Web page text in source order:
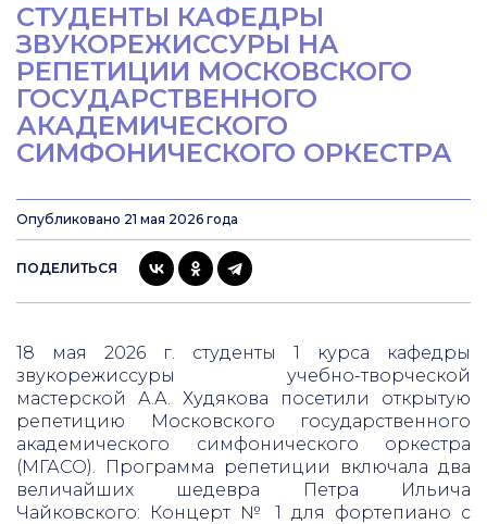
СТУДЕНТЫ КАФЕДРЫ
ЗВУКОРЕЖИССУРЫ НА
РЕПЕТИЦИИ МОСКОВСКОГО
ГОСУДАРСТВЕННОГО
АКАДЕМИЧЕСКОГО
СИМФОНИЧЕСКОГО ОРКЕСТРА
Опубликовано 21 мая 2026 года
ПОДЕЛИТЬСЯ
18 мая 2026 г. студенты 1 курса кафедры
звукорежиссуры учебно-творческой
мастерской А.А. Худякова посетили открытую
репетицию Московского государственного
академического симфонического оркестра
(МГАСО). Программа репетиции включала два
величайших шедевра Петра Ильича
Чайковского: Концерт № 1 для фортепиано с